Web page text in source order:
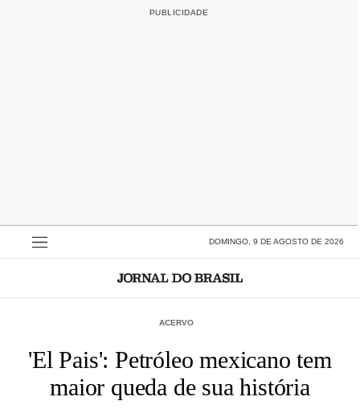
DOMINGO, 9 DE AGOSTO DE 2026
ACERVO
'El Pais': Petróleo mexicano tem
maior queda de sua história